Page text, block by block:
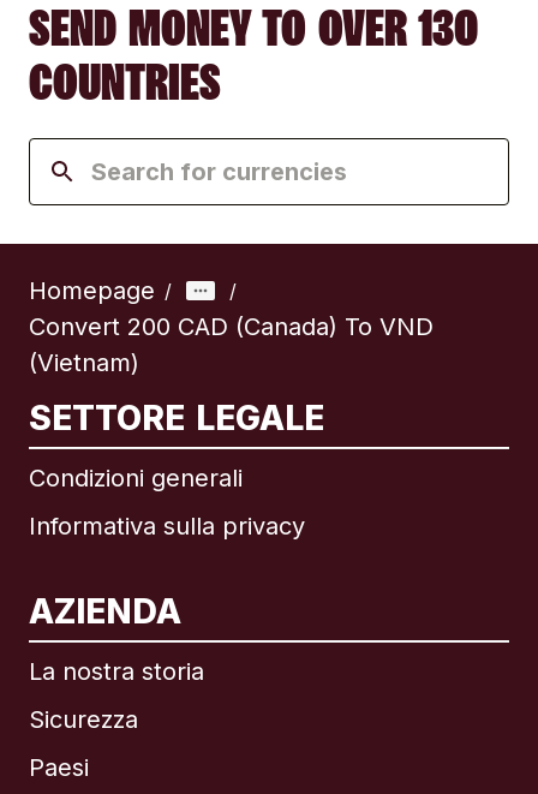
SEND MONEY TO OVER 130
COUNTRIES
Homepage / /
Convert 200 CAD (Canada) To VND
(Vietnam)
SETTORE LEGALE
Condizioni generali
Informativa sulla privacy
AZIENDA
La nostra storia
Sicurezza
Paesi